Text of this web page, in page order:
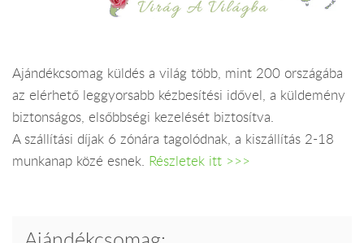
Ajándékcsomag küldés a világ több, mint 200 országába
az elérhető leggyorsabb kézbesítési idővel, a küldemény
biztonságos, elsőbbségi kezelését biztosítva.
A szállítási díjak 6 zónára tagolódnak, a kiszállítás 2-18
munkanap közé esnek. Részletek itt >>>